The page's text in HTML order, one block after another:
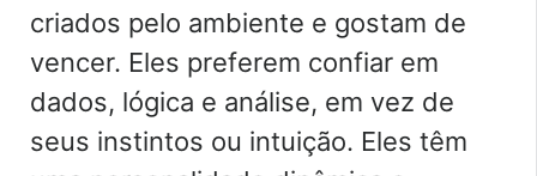
criados pelo ambiente e gostam de
vencer. Eles preferem confiar em
dados, lógica e análise, em vez de
seus instintos ou intuição. Eles têm